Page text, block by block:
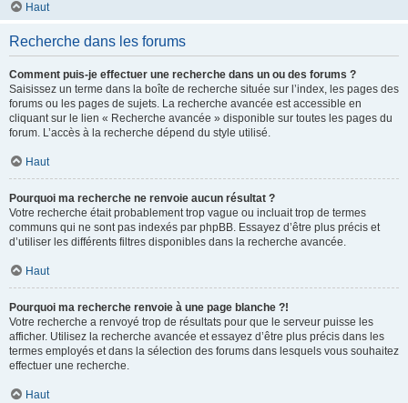
Haut
Recherche dans les forums
Comment puis-je effectuer une recherche dans un ou des forums ?
Saisissez un terme dans la boîte de recherche située sur l’index, les pages des
forums ou les pages de sujets. La recherche avancée est accessible en
cliquant sur le lien « Recherche avancée » disponible sur toutes les pages du
forum. L’accès à la recherche dépend du style utilisé.
Haut
Pourquoi ma recherche ne renvoie aucun résultat ?
Votre recherche était probablement trop vague ou incluait trop de termes
communs qui ne sont pas indexés par phpBB. Essayez d’être plus précis et
d’utiliser les différents filtres disponibles dans la recherche avancée.
Haut
Pourquoi ma recherche renvoie à une page blanche ?!
Votre recherche a renvoyé trop de résultats pour que le serveur puisse les
afficher. Utilisez la recherche avancée et essayez d’être plus précis dans les
termes employés et dans la sélection des forums dans lesquels vous souhaitez
effectuer une recherche.
Haut